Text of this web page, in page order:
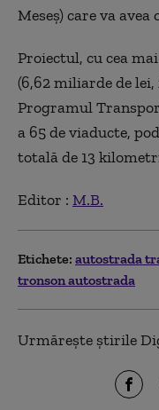
Meseş) care va
Proiectul, cu cea
(6,62 miliarde de
Programul
a 65 de viaducte,
totală de 13
Editor : M.B.
Etichete: autostrada
tronson autostrada
Urmărește știrile